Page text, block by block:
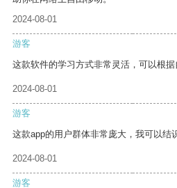
2024-08-01
游客
这款软件的学习方式非常灵活，可以根据
2024-08-01
游客
这款app的用户群体非常庞大，我可以结
2024-08-01
游客